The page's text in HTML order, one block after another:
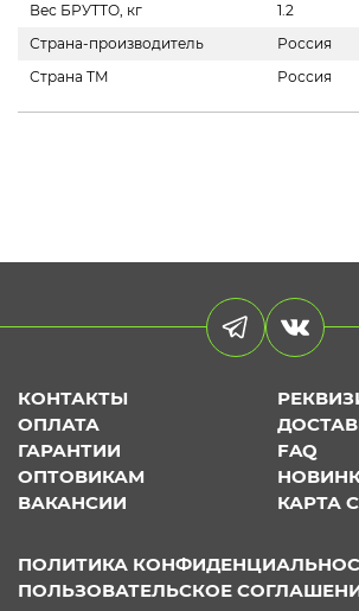
Вес БРУТТО, кг
1.2
Страна-производитель
Россия
Страна ТМ
Россия
КОНТАКТЫ
ОПЛАТА
ГАРАНТИИ
FAQ
ОПТОВИКАМ
ВАКАНСИИ
КАРТА
ПОЛИТИКА
ПОЛЬЗОВАТЕЛЬСКОЕ